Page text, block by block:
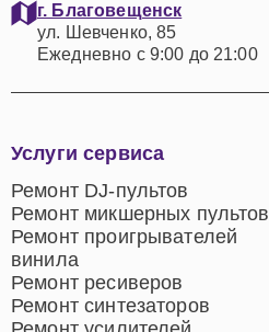
г. Благовещенск
ул. Шевченко, 85
Ежедневно с 9:00 до 21:00
Услуги сервиса
Ремонт DJ-пультов
Ремонт микшерных пультов
Ремонт проигрывателей
винила
Ремонт ресиверов
Ремонт синтезаторов